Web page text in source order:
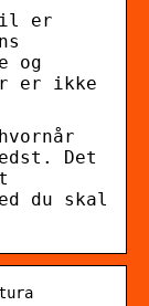
er
og
er ikke
Det
du skal